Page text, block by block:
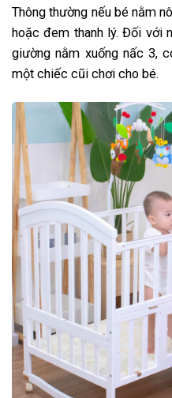
Thông thường nếu bé nằm
hoặc đem thanh lý. Đối với
giường nằm xuống nấc 3,
một chiếc cũi chơi cho bé.